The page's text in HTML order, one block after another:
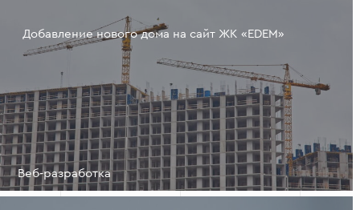
Добавление нового дома на сайт ЖК «EDEM»
Веб-разработка